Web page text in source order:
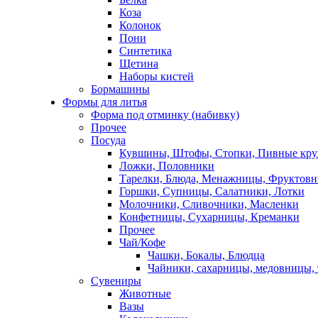
Коза
Колонок
Пони
Синтетика
Щетина
Наборы кистей
Бормашины
Формы для литья
Форма под отминку (набивку)
Прочее
Посуда
Кувшины, Штофы, Стопки, Пивные
Ложки, Половники
Тарелки, Блюда, Менажницы,
Горшки, Супницы, Салатники, Лотки
Молочники, Сливочники, Масленки
Конфетницы, Сухарницы, Креманки
Прочее
Чай/Кофе
Чашки, Бокалы, Блюдца
Чайники, сахарницы, медовницы,
Сувениры
Животные
Вазы